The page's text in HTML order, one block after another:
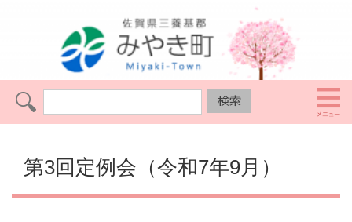
第3回定例会（令和7年9月）